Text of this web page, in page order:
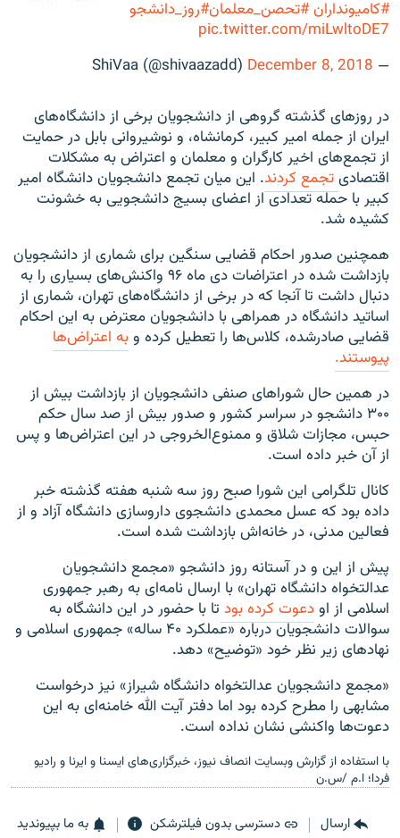
#کامیونداران#تحصن_معلمان#روز_دانشجو
pic.twitter.com/miLwltoDE7
— ShiVaa (@shivaazadd)
December 8, 2018
در روزهای گذشته گروهی از دانشجویان برخی از دانشگاه‌های
ایران از جمله امیر کبیر، کرمانشاه، و نوشیروانی بابل در حمایت
از تجمع‌های اخیر کارگران و معلمان و اعتراض به مشکلات
اقتصادیتجمع کردند. این میان تجمع دانشجویان دانشگاه امیر
کبیر با حمله تعدادی از اعضای بسیج دانشجویی به خشونت
کشیده شد.
همچنین صدور احکام قضایی سنگین برای شماری از دانشجویان
بازداشت شده در اعتراضات دی ماه ۹۶ واکنش‌های بسیاری را به
دنبال داشت تا آنجا که در برخی از دانشگاه‌های تهران، شماری از
اساتید دانشگاه در همراهی با دانشجویان معترض به این احکام
قضایی صادرشده، کلاس‌ها را تعطیل کرده وبه اعتراض‌ها
پیوستند.
در همین حال شوراهای صنفی دانشجویان از بازداشت بیش از
۳۰۰ دانشجو در سراسر کشور و صدور بیش از صد سال حکم
حبس، مجازات شلاق و ممنوع‌الخروجی در این اعتراض‌ها و پس
از آن خبر داده است.
کانال تلگرامی این شورا صبح روز سه شنبه هفته گذشته خبر
داده بود که عسل محمدی دانشجوی داروسازی دانشگاه آزاد و از
فعالین مدنی، در خانه‌اش بازداشت شده است.
پیش از این و در آستانه روز دانشجو «مجمع دانشجویان
عدالتخواه دانشگاه تهران» با ارسال نامه‌ای به رهبر جمهوری
اسلامی از اودعوت کرده بود تا با حضور در این دانشگاه به
سوالات دانشجویان درباره «عملکرد ۴۰ ساله» جمهوری اسلامی و
نهادهای زیر نظر خود «توضیح» دهد.
«مجمع دانشجویان عدالتخواه دانشگاه شیراز» نیز درخواست
مشابهی را مطرح کرده بود اما دفتر آیت الله خامنه‌ای به این
دعوت‌ها واکنشی نشان نداده است.
با استفاده از گزارش‌ وبسایت انصاف نیوز، خبرگزاری‌های ایسنا و ایرنا و رادیو
فردا؛ ا.م /س.ن
ارسال دسترسی بدون فیلترشکن به ما بپیوندید